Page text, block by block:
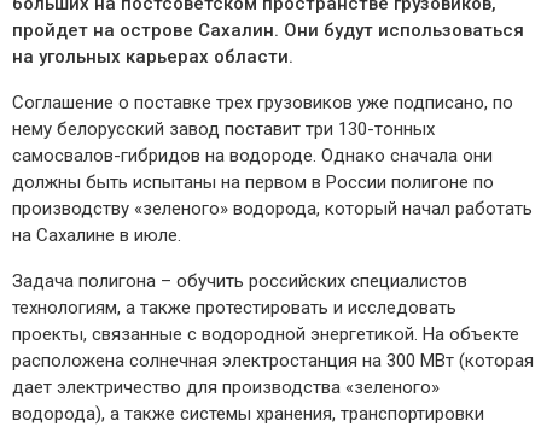
пройдет на острове Сахалин. Они будут использоваться
на угольных карьерах области.
Соглашение о поставке трех грузовиков уже подписано, по
нему белорусский завод поставит три 130-тонных
самосвалов-гибридов на водороде. Однако сначала они
должны быть испытаны на первом в России полигоне по
производству «зеленого» водорода, который начал работать
на Сахалине в июле.
Задача полигона – обучить российских специалистов
технологиям, а также протестировать и исследовать
проекты, связанные с водородной энергетикой. На объекте
расположена солнечная электростанция на 300 МВт (которая
дает электричество для производства «зеленого»
водорода), а также системы хранения, транспортировки